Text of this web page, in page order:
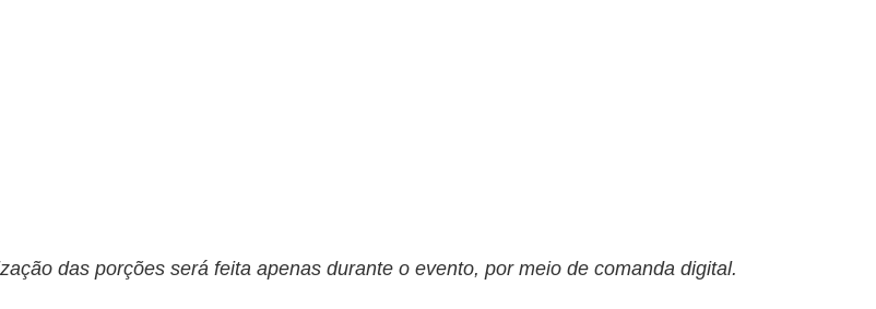
das porções será feita apenas durante o evento, por meio de comanda digital.